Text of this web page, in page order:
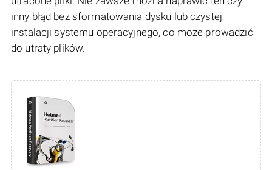
inny błąd bez sformatowania dysku lub czystej
instalacji systemu operacyjnego, co może prowadzić
do utraty plików.